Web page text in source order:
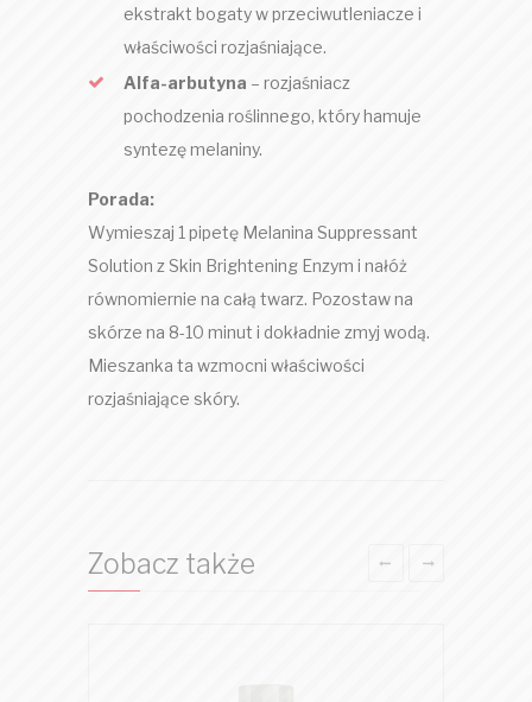
ekstrakt bogaty w przeciwutleniacze i
właściwości rozjaśniające.
Alfa-arbutyna – rozjaśniacz
pochodzenia roślinnego, który hamuje
syntezę melaniny.
Porada:
​Wymieszaj 1 pipetę Melanina Suppressant
Solution z Skin Brightening Enzym i nałóż
równomiernie na całą twarz. Pozostaw na
skórze na 8-10 minut i dokładnie zmyj wodą.
Mieszanka ta wzmocni właściwości
rozjaśniające skóry.
Zobacz także